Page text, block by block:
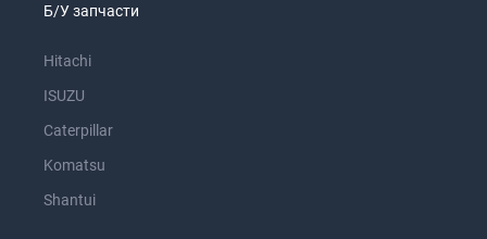
Б/У запчасти
Hitachi
ISUZU
Caterpillar
Komatsu
Shantui